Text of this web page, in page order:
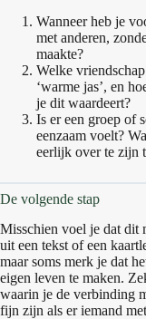
Wanneer heb je
met anderen,
maakte?
Welke
‘warme jas’, en
je dit waardeert?
Is er een groep of
eenzaam voelt?
eerlijk over te zijn
De volgende stap
Misschien voel je dat dit
uit een tekst of een
maar soms merk je dat
eigen leven te maken.
waarin je de verbinding
fijn zijn als er iemand